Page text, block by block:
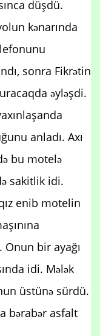
düşdü.
kənarında
sonra Fikrətin
əyləşdi.
anladı. Axı
bu motelə
sakitlik idi.
enib motelin
Onun bir ayağı
idi. Mələk
üstünə sürdü.
bərabər asfalt